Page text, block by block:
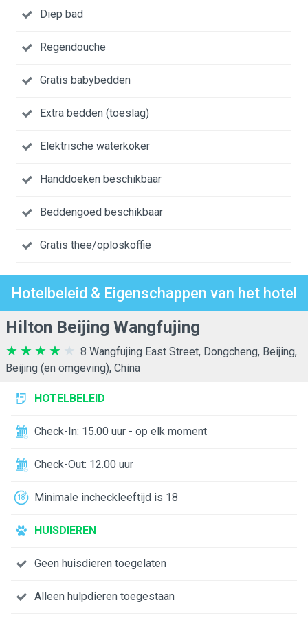
Diep bad
Regendouche
Gratis babybedden
Extra bedden (toeslag)
Elektrische waterkoker
Handdoeken beschikbaar
Beddengoed beschikbaar
Gratis thee/oploskoffie
Hotelbeleid & Eigenschappen van het hotel
Hilton Beijing Wangfujing
8 Wangfujing East Street, Dongcheng, Beijing,
Beijing (en omgeving), China
HOTELBELEID
Check-In: 15.00 uur - op elk moment
Check-Out: 12.00 uur
Minimale incheckleeftijd is 18
HUISDIEREN
Geen huisdieren toegelaten
Alleen hulpdieren toegestaan